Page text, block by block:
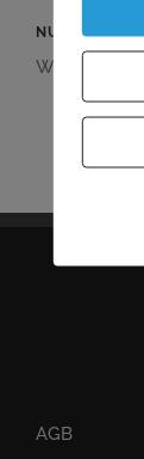
NUTZUNG
Wohnungen
AGB